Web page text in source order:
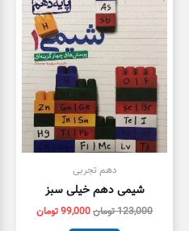
دهم تجربی
شیمی دهم خیلی سبز
123,000تومان
بود.
99,000تومان
است.